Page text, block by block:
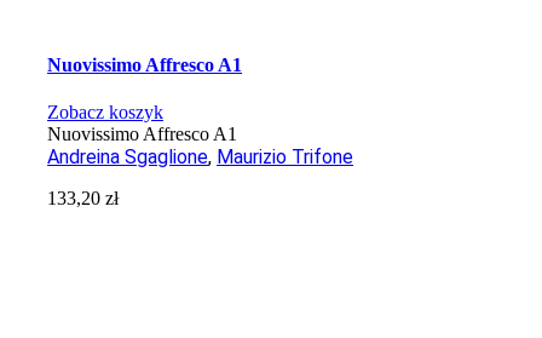
Nuovissimo Affresco A1
Zobacz koszyk
Nuovissimo Affresco A1
Andreina Sgaglione, Maurizio Trifone
133,20zł